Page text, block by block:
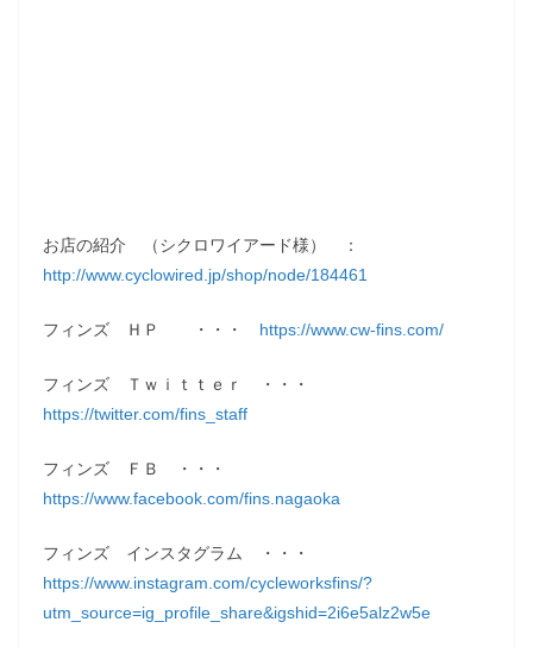
お店の紹介 （シクロワイアード様） ：
http://www.cyclowired.jp/shop/node/184461
フィンズ ＨＰ ・・・ https://www.cw-fins.com/
フィンズ Ｔｗｉｔｔｅｒ ・・・
https://twitter.com/fins_staff
フィンズ ＦＢ ・・・
https://www.facebook.com/fins.nagaoka
フィンズ インスタグラム ・・・
https://www.instagram.com/cycleworksfins/?
utm_source=ig_profile_share&igshid=2i6e5alz2w5e